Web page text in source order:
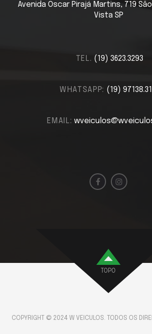
Avenida Oscar Pirajá Martins, 719
Vista SP
TEL. (19) 3623.3293
WHATSAPP: (19)
EMAIL:
TOPO
COPYRIGHT © 2024 W VEICULOS. TODOS OS